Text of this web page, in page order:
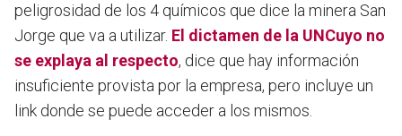
peligrosidad de los 4 químicos que dice la minera San
Jorge que va a utilizar. El dictamen de la UNCuyo no
se explaya al respecto, dice que hay información
insuficiente provista por la empresa, pero incluye un
link donde se puede acceder a los mismos.